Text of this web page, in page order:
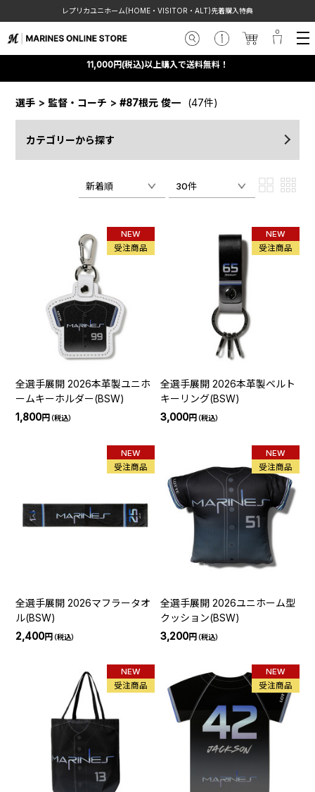
レプリカユニホーム(HOME・VISITOR・ALT)先着購入特典
11,000円(税込)以上購入で送料無料！
選手 > 監督・コーチ >#87根元 俊一 (47件)
カテゴリーから探す
新着順 30件
NEW
受注商品
全選手展開 2026本革製ユニホ
ームキーホルダー(BSW)
1,800円（税込）
NEW
受注商品
全選手展開 2026本革製ベルト
キーリング(BSW)
3,000円（税込）
NEW
受注商品
全選手展開 2026マフラータオ
ル(BSW)
2,400円（税込）
NEW
受注商品
全選手展開 2026ユニホーム型
クッション(BSW)
3,200円（税込）
NEW
受注商品
NEW
受注商品